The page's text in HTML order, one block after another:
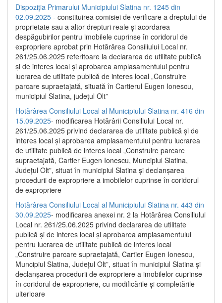
Dispoziția Primarului Municipiului Slatina nr. 1245 din
02.09.2025 - constituirea comisiei de verificare a dreptului de
proprietate sau a altor drepturi reale și acordarea
despăgubirilor pentru imobilele cuprinse în coridorul de
expropriere aprobat prin Hotărârea Consiliului Local nr.
261/25.06.2025 referitoare la declararea de utilitate publică
și de interes local și aprobarea amplasamentului pentru
lucrarea de utilitate publică de interes local „Construire
parcare supraetajată, situată în Cartierul Eugen Ionescu,
municipiul Slatina, județul Olt”
Hotărârea Consiliului Local al Municipiului Slatina nr. 416 din
15.09.2025- modificarea Hotărârii Consiliului Local nr.
261/25.06.2025 privind declararea de utilitate publică și de
interes local și aprobarea amplasamentului pentru lucrarea
de utilitate publică de interes local „Construire parcare
supraetajată, Cartier Eugen Ionescu, Muncipiul Slatina,
Județul Olt”, situat în municipiul Slatina și declanșarea
procedurii de expropriere a imobilelor cuprinse în coridorul
de expropriere
Hotărârea Consiliului Local al Municipiului Slatina nr. 443 din
30.09.2025- modificarea anexei nr. 2 la Hotărârea Consiliului
Local nr. 261/25.06.2025 privind declararea de utilitate
publică şi de interes local şi aprobarea amplasamentului
pentru lucrarea de utilitate publică de interes local
„Construire parcare supraetajată, Cartier Eugen Ionescu,
Muncipiul Slatina, Judeţul Olt”, situat în municipiul Slatina şi
declanşarea procedurii de expropriere a imobilelor cuprinse
în coridorul de expropriere, cu modificările şi completările
ulterioare